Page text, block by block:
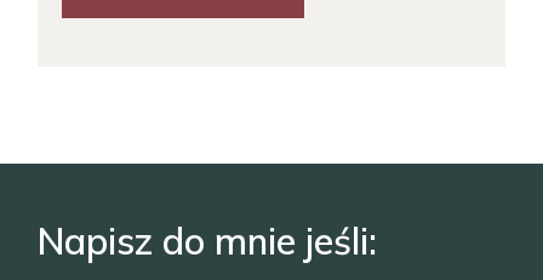
Napisz do mnie jeśli: